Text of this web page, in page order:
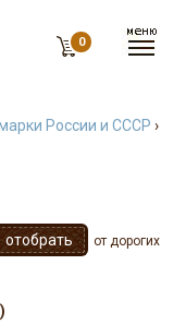
0
России и СССР ›
от дорогих